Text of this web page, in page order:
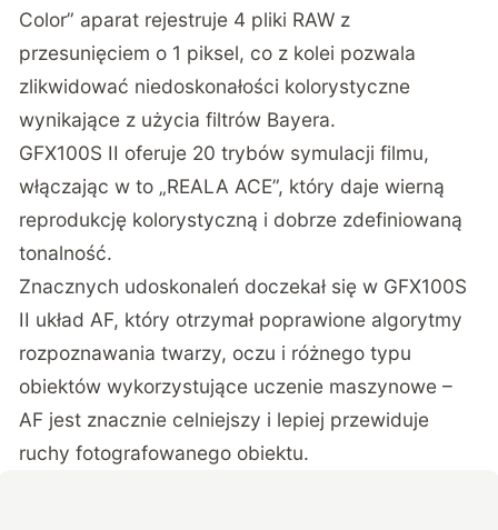
Color” aparat rejestruje 4 pliki RAW z
przesunięciem o 1 piksel, co z kolei pozwala
zlikwidować niedoskonałości kolorystyczne
wynikające z użycia filtrów Bayera.
GFX100S II oferuje 20 trybów symulacji filmu,
włączając w to „REALA ACE”, który daje wierną
reprodukcję kolorystyczną i dobrze zdefiniowaną
tonalność.
Znacznych udoskonaleń doczekał się w GFX100S
II układ AF, który otrzymał poprawione algorytmy
rozpoznawania twarzy, oczu i różnego typu
obiektów wykorzystujące uczenie maszynowe –
AF jest znacznie celniejszy i lepiej przewiduje
ruchy fotografowanego obiektu.